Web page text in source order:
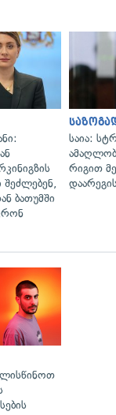
შეძლებენ,
ბათუმში
საია:
რიგით